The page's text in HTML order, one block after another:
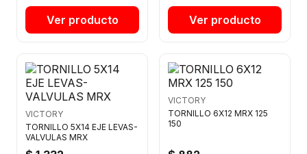
Ver producto
Ver producto
VICTORY
TORNILLO 5X14 EJE LEVAS-
VALVULAS MRX
VICTORY
TORNILLO 6X12 MRX 125
150